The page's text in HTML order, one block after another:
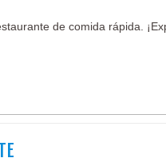
de comida rápida.